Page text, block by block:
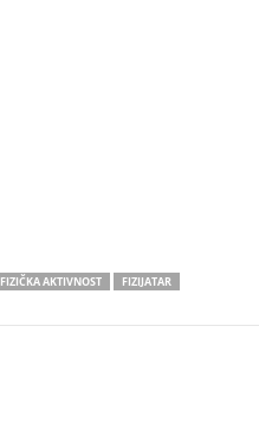
FIZIČKA AKTIVNOST
FIZIJATAR